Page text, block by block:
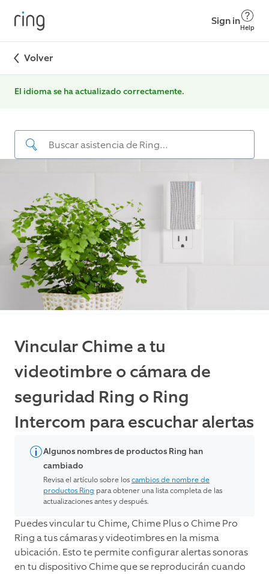
Sign in
Help
Volver
El idioma se ha actualizado correctamente.
Vincular Chime a tu
videotimbre o cámara de
seguridad Ring o Ring
Intercom para escuchar alertas
Algunos nombres de productos Ring han
cambiado
Revisa el artículo sobre loscambios de nombre de
productos Ring para obtener una lista completa de las
actualizaciones antes y después.
Puedes vincular tu Chime, Chime Plus o Chime Pro
Ring a tus cámaras y videotimbres en la misma
ubicación. Esto te permite configurar alertas sonoras
en tu dispositivo Chime que se reproducirán cuando